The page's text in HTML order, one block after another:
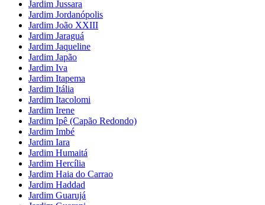
Jardim Jussara
Jardim Jordanópolis
Jardim João XXIII
Jardim Jaraguá
Jardim Jaqueline
Jardim Japão
Jardim Iva
Jardim Itapema
Jardim Itália
Jardim Itacolomi
Jardim Irene
Jardim Ipê (Capão Redondo)
Jardim Imbé
Jardim Iara
Jardim Humaitá
Jardim Hercília
Jardim Haia do Carrao
Jardim Haddad
Jardim Guarujá